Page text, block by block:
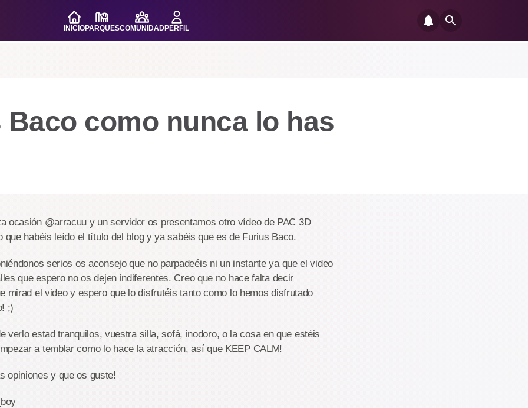
INICIOPARQUESCOMUNIDADPERFIL
como nunca lo has
ocasión @arracuu y un servidor os presentamos otro vídeo de PAC 3D
que habéis leído el título del blog y ya sabéis que es de Furius Baco.
serios os aconsejo que no parpadeéis ni un instante ya que el video
que espero no os dejen indiferentes. Creo que no hace falta decir
mirad el video y espero que lo disfrutéis tanto como lo hemos disfrutado
;)
verlo estad tranquilos, vuestra silla, sofá, inodoro, o la cosa en que estéis
a temblar como lo hace la atracción, así que KEEP CALM!
opiniones y que os guste!